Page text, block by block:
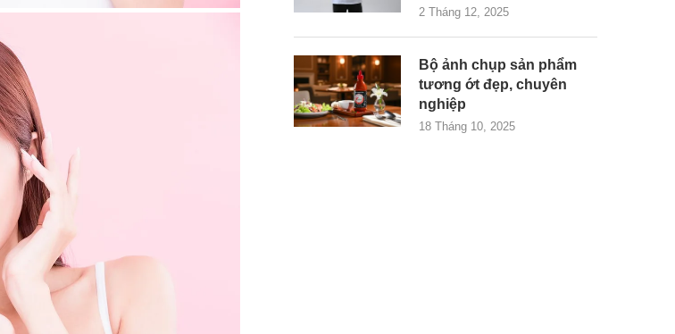
2 Tháng 12, 2025
Bộ ảnh chụp sản phẩm
tương ớt đẹp, chuyên
nghiệp
18 Tháng 10, 2025